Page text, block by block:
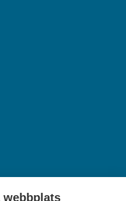
webbplats